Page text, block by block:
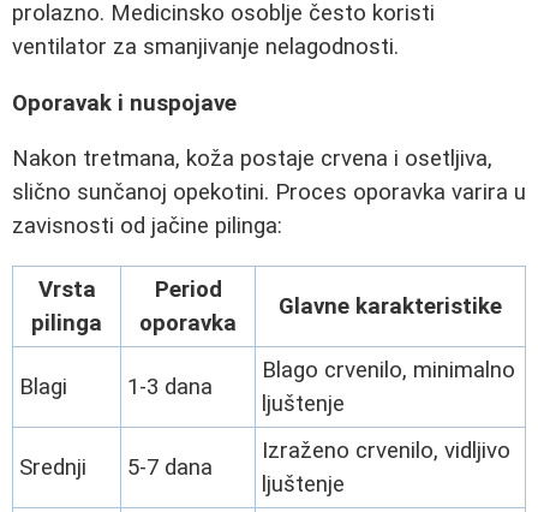
prolazno. Medicinsko osoblje često koristi
ventilator za smanjivanje nelagodnosti.
Oporavak i nuspojave
Nakon tretmana, koža postaje crvena i osetljiva,
slično sunčanoj opekotini. Proces oporavka varira u
zavisnosti od jačine pilinga:
Vrsta
pilinga
Period
oporavka
Glavne karakteristike
Blagi 1-3 dana
Blago crvenilo, minimalno
ljuštenje
Srednji 5-7 dana
Izraženo crvenilo, vidljivo
ljuštenje